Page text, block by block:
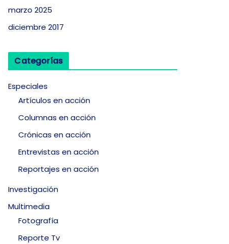
marzo 2025
diciembre 2017
Categorías
Especiales
Artículos en acción
Columnas en acción
Crónicas en acción
Entrevistas en acción
Reportajes en acción
Investigación
Multimedia
Fotografía
Reporte Tv